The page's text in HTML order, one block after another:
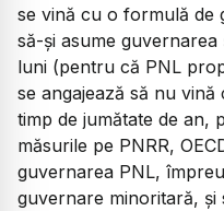
se vină cu o formulă de
să-și asume guvernarea
luni (pentru că PNL
se angajează să nu
timp de jumătate de an,
măsurile pe PNRR,
guvernarea PNL,
guvernare minoritară, și